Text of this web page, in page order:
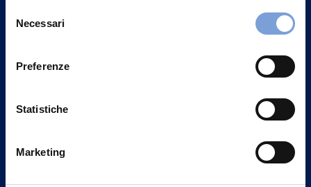
può trovare nel footer del sito nella sezione "Informativa
delNecessari
Preferenze
Statistiche
Marketing
Vittoria Assicurazioni S.p.A.
Part. IVA 01329510158